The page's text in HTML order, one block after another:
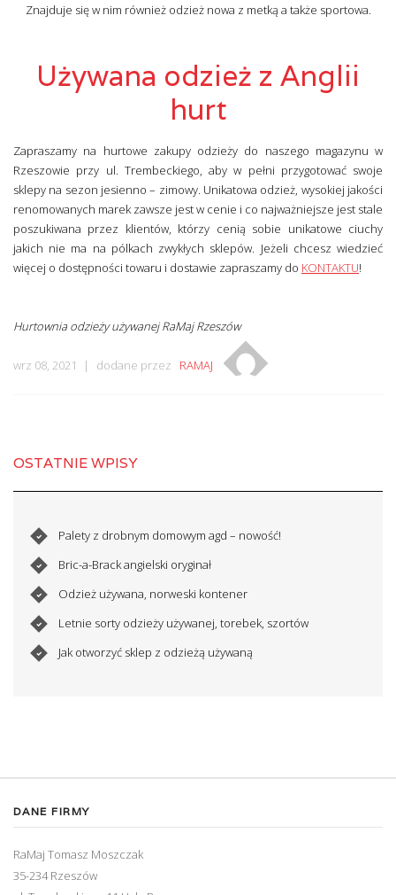
Znajduje się w nim również odzież nowa z metką a także sportowa.
Używana odzież z Anglii
hurt
Zapraszamy na hurtowe zakupy odzieży do naszego magazynu w
Rzeszowie przy ul. Trembeckiego, aby w pełni przygotować swoje
sklepy na sezon jesienno – zimowy. Unikatowa odzież, wysokiej jakości
renomowanych marek zawsze jest w cenie i co najważniejsze jest stale
poszukiwana przez klientów, którzy cenią sobie unikatowe ciuchy
jakich nie ma na pólkach zwykłych sklepów. Jeżeli chcesz wiedzieć
więcej o dostępności towaru i dostawie zapraszamy do KONTAKTU!
Hurtownia odzieży używanej RaMaj Rzeszów
wrz 08, 2021 dodane przez RAMAJ
OSTATNIE WPISY
Palety z drobnym domowym agd – nowość!
Bric-a-Brack angielski oryginał
Odzież używana, norweski kontener
Letnie sorty odzieży używanej, torebek, szortów
Jak otworzyć sklep z odzieżą używaną
DANE FIRMY
RaMaj Tomasz Moszczak
35-234 Rzeszów